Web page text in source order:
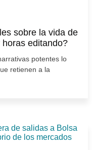
sobre la vida de
editando?
potentes lo
retienen a la